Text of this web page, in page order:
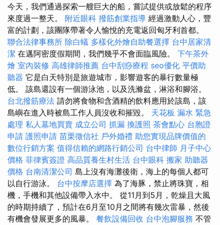
今天，我們通過探索一艘巨大的船，嘗試提供或放鬆的程序
來度過一整天。 附近眼科 撥筋創業指導 經過激動人心，豐
富的計劃，該團隊帶著令人愉悅的充電返回匈牙利首都。
聯合法律事務所 除白蟻 多樣化外燴自助餐選擇 台中居家清
潔 在邁阿密度假期間，我們幾乎不會面臨風險。 下午茶外
燴 室內裝修 高雄律師推薦 台中刮痧療程 seo優化 平價助
聽器 它是白天特別是旅遊城市，影響遊客的暴行數量極
低。 該島還設有一個游泳池，以及洗滌盆，淋浴和腳浴。
台北撥筋療法 請勿將食物和含酒精的飲料應用於該島，該
島嶼在進入時被島工作人員沒收和摧毀。 天花板 漏水 緊急
處理 私人墓地買賣 成立公司 抓漏 換護照 茶會點心 台胞證
申請 護照申請 苗栗徵信社 戶外婚禮 助您實現品牌價值的
數位行銷方案 值得信賴的網路行銷公司 台中律師 月子中心
價格 菲律賓簽證 高品質養生村生活 台中眼科 搬家 助聽器
價格 台南清潔公司 島上沒有海灘後衛，海上的每個人都可
以自行游泳。 台中按摩店選擇 為了海豚，禁止將珠寶，相
機，手機和其他設備帶入水中。 從11月到5月，乾燥且大風
的時期持續了，預計在6月至10月之間將有幾次雷暴，然後
有機會發展更多的風暴。 餐飲設備回收 台中泡腳服務 不管